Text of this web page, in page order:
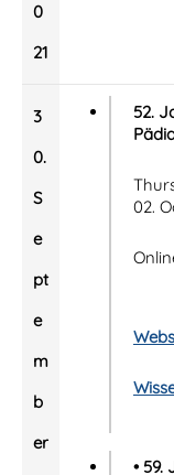
0
21
3
0.
S
e
pt
e
m
b
er
52.
02.
•